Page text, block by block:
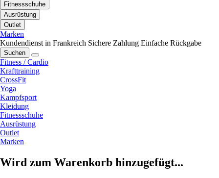
Fitnessschuhe
Ausrüstung
Outlet
Marken
Kundendienst in Frankreich Sichere Zahlung Einfache Rückgabe
Suchen
Fitness / Cardio
Krafttraining
CrossFit
Yoga
Kampfsport
Kleidung
Fitnessschuhe
Ausrüstung
Outlet
Marken
Wird zum Warenkorb hinzugefügt...